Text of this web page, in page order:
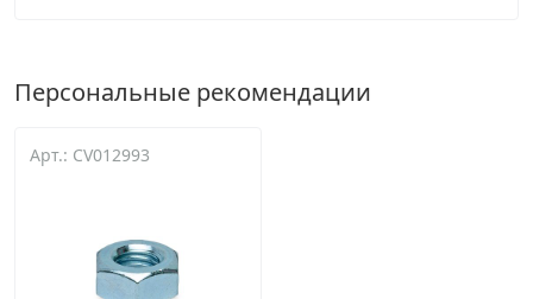
Персональные рекомендации
Арт.: CV012993